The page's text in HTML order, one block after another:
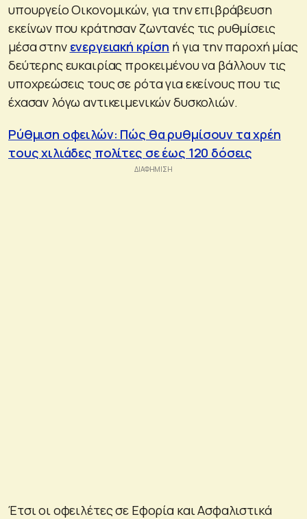
υπουργείο Οικονομικών, για την επιβράβευση
εκείνων που κράτησαν ζωντανές τις ρυθμίσεις
μέσα στην ενεργειακή κρίση ή για την παροχή μίας
δεύτερης ευκαιρίας προκειμένου να βάλλουν τις
υποχρεώσεις τους σε ρότα για εκείνους που τις
έχασαν λόγω αντικειμενικών δυσκολιών.
Ρύθμιση οφειλών: Πώς θα ρυθμίσουν τα χρέη
τους χιλιάδες πολίτες σε έως 120 δόσεις
Έτσι οι οφειλέτες σε Εφορία και Ασφαλιστικά